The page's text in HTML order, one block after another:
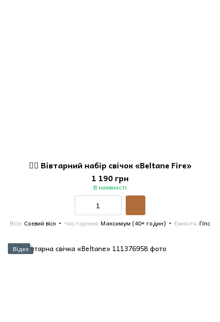
🧙‍♂️ Вівтарний набір свічок «Beltane Fire»
1 190 грн
В наявності
Віск Соєвий віск Час горіння Максимум (40+ годин) Емність Гіпс
Відео